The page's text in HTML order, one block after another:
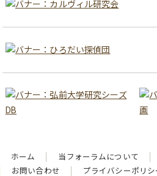
ホーム 当フォーラムについて
お問い合わせ
プライバシーポリシ